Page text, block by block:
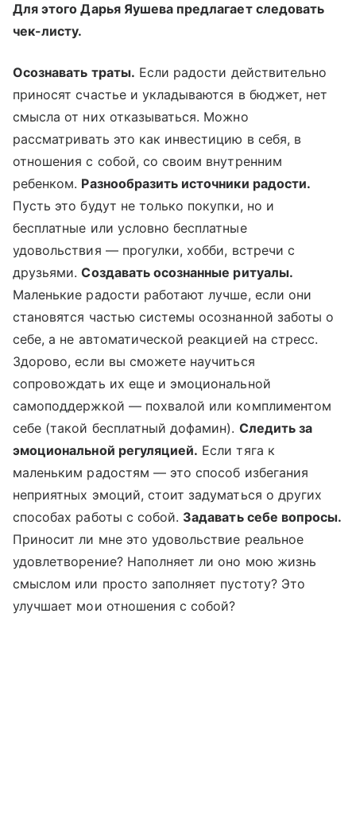
Для этого Дарья Яушева предлагает следовать
чек-листу.
Осознавать траты. Если радости действительно
приносят счастье и укладываются в бюджет, нет
смысла от них отказываться. Можно
рассматривать это как инвестицию в себя, в
отношения с собой, со своим внутренним
ребенком. Разнообразить источники радости.
Пусть это будут не только покупки, но и
бесплатные или условно бесплатные
удовольствия — прогулки, хобби, встречи с
друзьями.Создавать осознанные ритуалы.
Маленькие радости работают лучше, если они
становятся частью системы осознанной заботы о
себе, а не автоматической реакцией на стресс.
Здорово, если вы сможете научиться
сопровождать их еще и эмоциональной
самоподдержкой — похвалой или комплиментом
себе (такой бесплатный дофамин). Следить за
эмоциональной регуляцией. Если тяга к
маленьким радостям — это способ избегания
неприятных эмоций, стоит задуматься о других
способах работы с собой. Задавать себе вопросы.
Приносит ли мне это удовольствие реальное
удовлетворение? Наполняет ли оно мою жизнь
смыслом или просто заполняет пустоту? Это
улучшает мои отношения с собой?